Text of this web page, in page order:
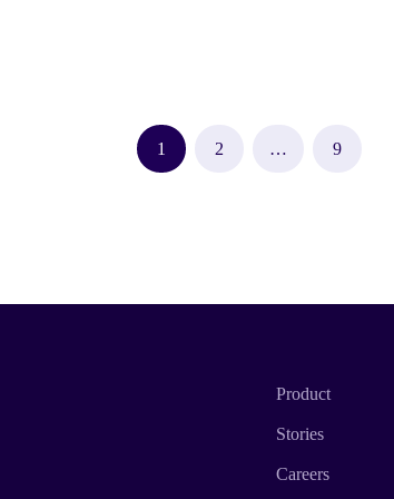
1 2 … 9
Product
Stories
Careers